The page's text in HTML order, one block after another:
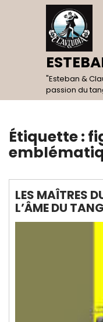
"Esteban &
passion du
Étiquette :
LES MAÎTRES
L’ÂME DU